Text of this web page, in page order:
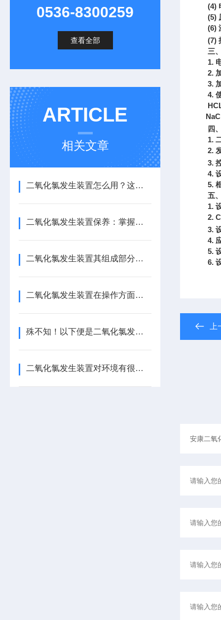
0536-8300259
查看全部
ARTICLE
相关文章
二氧化氯发生装置怎么用？这份实操指南，让新手也能轻松上手！
二氧化氯发生装置保养：掌握这几招，让设备稳效运行更省心！
二氧化氯发生装置其组成部分通常包括以下几个主要系统或部件
二氧化氯发生装置在操作方面有以下指南！
殊不知！以下便是二氧化氯发生装置的特点所在！
二氧化氯发生装置对环境有很强的保护作用
(4)
(5)
(6)
(7)
三
1.
2.
3.
4.
四
1.
2.
3.
4.
5.
五
1.
2.
3.
4.
5.
6.